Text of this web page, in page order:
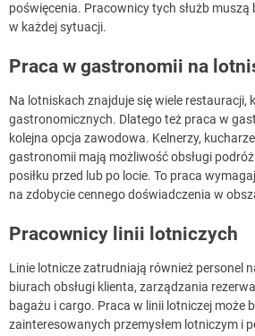
poświęcenia. Pracownicy tych służb muszą
w każdej sytuacji.
Praca w gastronomii na
Na lotniskach znajduje się wiele restauracji,
gastronomicznych. Dlatego też praca w
kolejna opcja zawodowa. Kelnerzy,
gastronomii mają możliwość obsługi
posiłku przed lub po locie. To praca
na zdobycie cennego doświadczenia w
Pracownicy linii lotniczych
Linie lotnicze zatrudniają również personel
biurach obsługi klienta, zarządzania
bagażu i cargo. Praca w linii lotniczej może
zainteresowanych przemysłem lotniczym i